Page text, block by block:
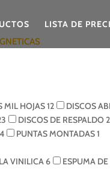
LISTA DE
MIL HOJAS12 DISCOS
DISCOS DE RESPALDO 2
PUNTAS MONTADAS1
VINILICA6 ESPUMA